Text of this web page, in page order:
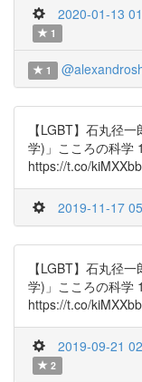
2020-01-13
1
1
【LGBT】石丸径
学)」こころの科学
https://t.co/
2019-11-17
【LGBT】石丸径
学)」こころの科学
https://t.co/
2019-09-21
2